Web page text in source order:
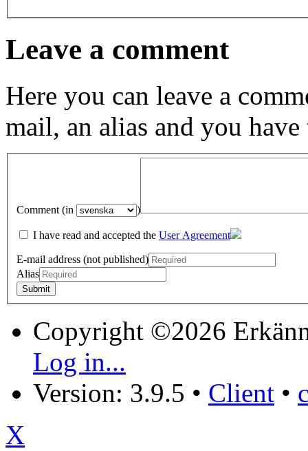
Leave a comment
Here you can leave a
mail, an alias and you have
Comment (in )
I have read and accepted the User Agreement
E-mail address (not published)
Alias
Copyright ©2026
Log in...
Version: 3.9.5 • Client •
X